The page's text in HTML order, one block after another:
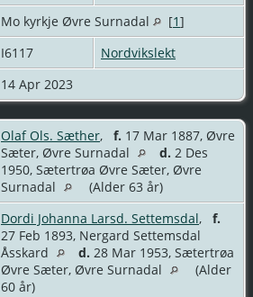
Mo kyrkje Øvre Surnadal [1]
I6117
Nordvikslekt
14 Apr 2023
Olaf Ols. Sæther, f. 17 Mar 1887, Øvre
Sæter, Øvre Surnadal
d. 2 Des
1950, Sætertrøa Øvre Sæter, Øvre
Surnadal
(Alder 63 år)
Dordi Johanna Larsd. Settemsdal, f.
27 Feb 1893, Nergard Settemsdal
Åsskard
d. 28 Mar 1953, Sætertrøa
Øvre Sæter, Øvre Surnadal
(Alder
60 år)